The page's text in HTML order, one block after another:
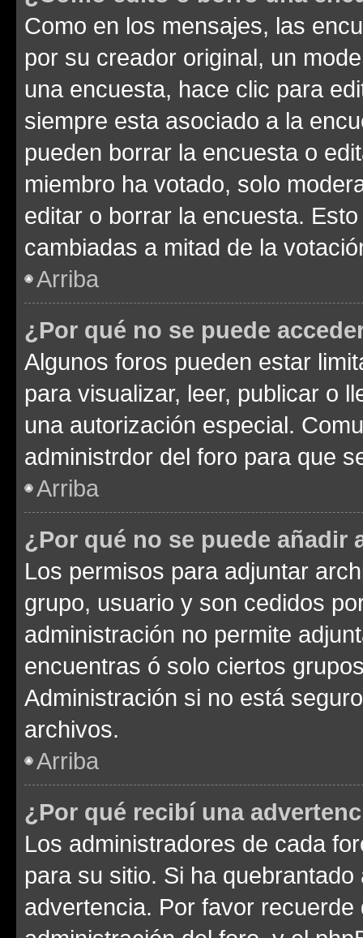
Como en los mensajes, las
por su creador original, un
una encuesta, hace clic para
siempre esta asociado a la
pueden borrar la encuesta o
miembro ha votado, solo
editar o borrar la encuesta.
cambiadas a mitad de la
Arriba
¿Por qué no se puede
Algunos foros pueden estar
para visualizar, leer, publicar o
una autorización especial.
administrdor del foro para que
Arriba
¿Por qué no se puede añadir
Los permisos para adjuntar
grupo, usuario y son cedidos
administración no permite
encuentras ó solo ciertos
Administración si no está
archivos.
Arriba
¿Por qué recibí una
Los administradores de cada
para su sitio. Si ha
advertencia. Por favor